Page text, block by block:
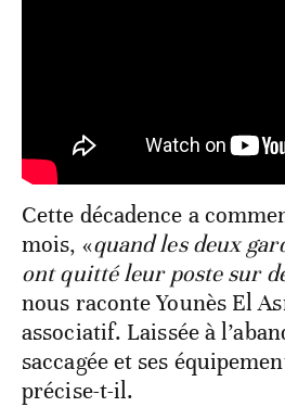
Cette décadence a
mois, «quand les deux
ont quitté leur poste sur
nous raconte Younès El
associatif. Laissée à
saccagée et ses
précise-t-il.